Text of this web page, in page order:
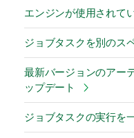
エンジンが使用されて
ジョブタスクを別のス
最新バージョンのアー
ップデート
ジョブタスクの実行を